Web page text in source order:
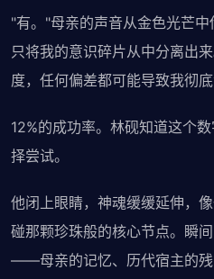
"有。"母亲的声音从金色光芒中
只将我的意识碎片从中分离出
度，任何偏差都可能导致我彻
12%的成功率。林砚知道这个
择尝试。
他闭上眼睛，神魂缓缓延伸，
碰那颗珍珠般的核心节点。瞬
——母亲的记忆、历代宿主的残